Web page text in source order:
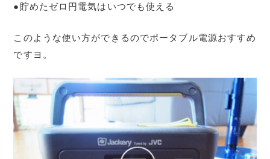
●貯めたゼロ円電気はいつでも使える
このような使い方ができるのでポータブル電源おすすめ
ですヨ。